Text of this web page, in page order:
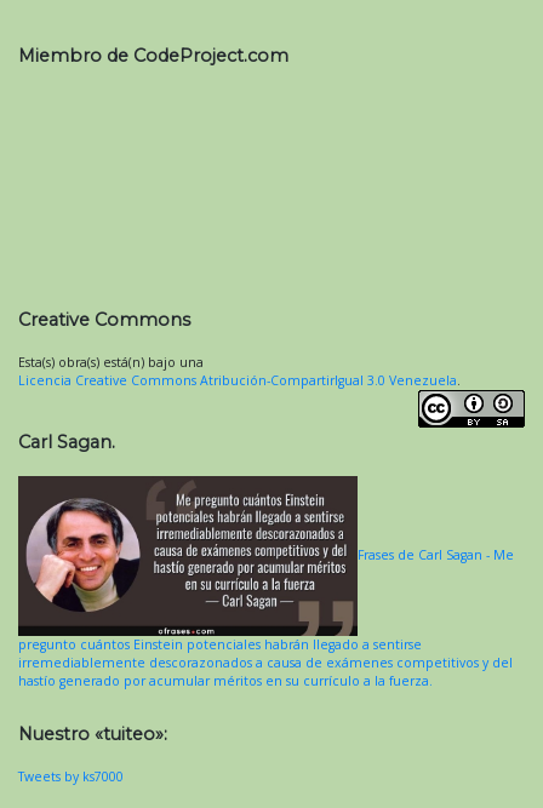
Miembro de CodeProject.com
Creative Commons
Esta(s) obra(s) está(n) bajo una
Licencia Creative Commons Atribución-CompartirIgual 3.0 Venezuela.
Carl Sagan.
Frases de Carl Sagan - Me
pregunto cuántos Einstein potenciales habrán llegado a sentirse
irremediablemente descorazonados a causa de exámenes competitivos y del
hastío generado por acumular méritos en su currículo a la fuerza.
Nuestro «tuiteo»:
Tweets by ks7000